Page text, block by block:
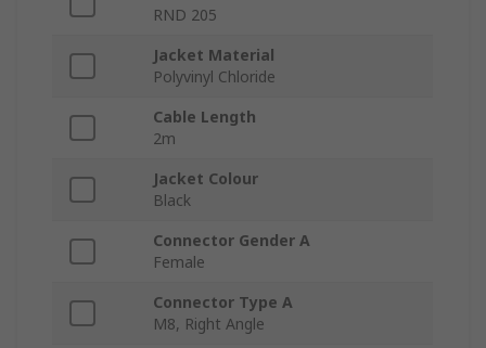
RND 205
Jacket Material
Polyvinyl Chloride
Cable Length
2m
Jacket Colour
Black
Connector Gender A
Female
Connector Type A
M8, Right Angle